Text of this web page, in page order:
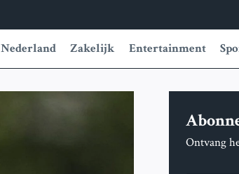
Nederland Zakelijk Entertainment
Ontvang